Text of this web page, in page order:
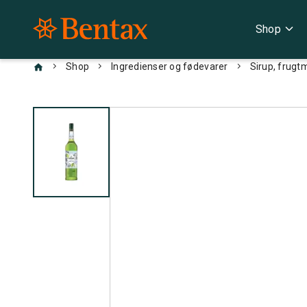
Shop expand_more
chevron_right Shop chevron_right Ingredienser og fødevarer chevron_right Sirup,